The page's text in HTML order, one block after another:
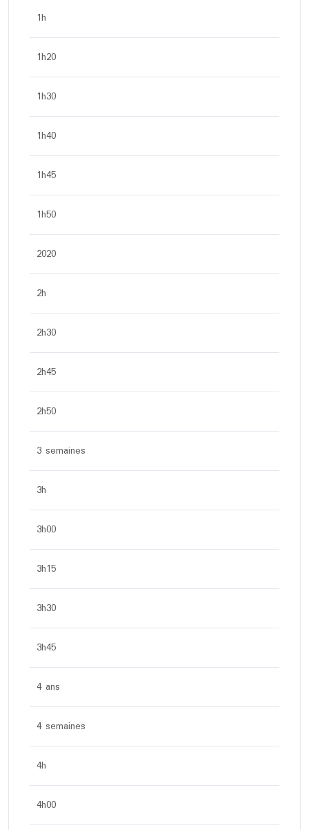
1h
1h20
1h30
1h40
1h45
1h50
2020
2h
2h30
2h45
2h50
3 semaines
3h
3h00
3h15
3h30
3h45
4 ans
4 semaines
4h
4h00